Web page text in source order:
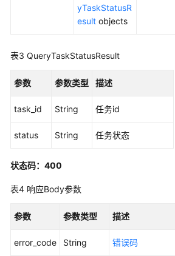
API
API
API
知
库
理
结
yTaskStatusR
esult objects
表3 QueryTaskStatusResult
参数 参数类型 描述
task_id String 任务id
status String 任务状态
状态码：400
表4 响应Body参数
参数 参数类型 描述
error_code String 错误码